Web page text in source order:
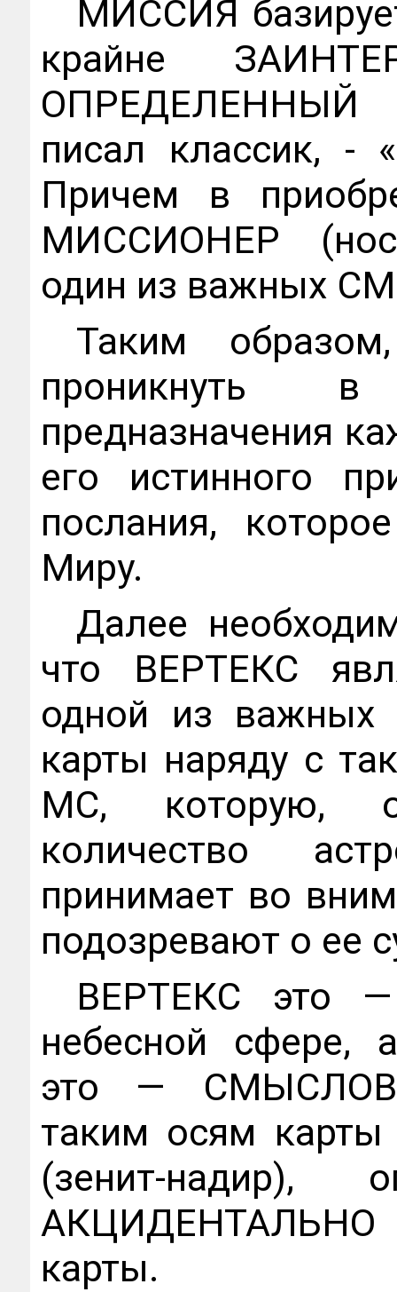
МИССИЯ
крайне
ОПРЕДЕЛЕННЫЙ
писал классик, -
Причем в
МИССИОНЕР
один из важных
Таким
проникнуть
предназначения
его истинного
послания,
Миру.
Далее
что ВЕРТЕКС
одной из важных
карты наряду с
МС, которую,
количество
принимает во
подозревают о ее
ВЕРТЕКС это
небесной сфере,
это —
таким осям
(зенит-надир),
карты.